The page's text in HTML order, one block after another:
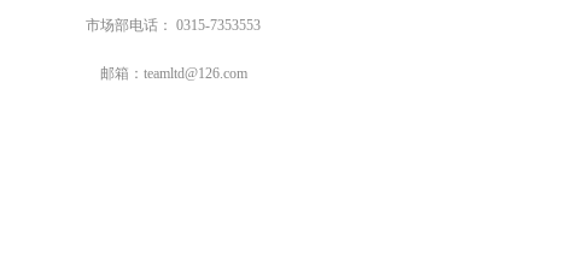
市场部电话 ： 0315-7353553
邮箱： teamltd@126.com